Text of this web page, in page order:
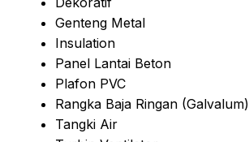
Genteng Metal
Insulation
Panel Lantai Beton
Plafon PVC
Rangka Baja Ringan (Galvalum)
Tangki Air